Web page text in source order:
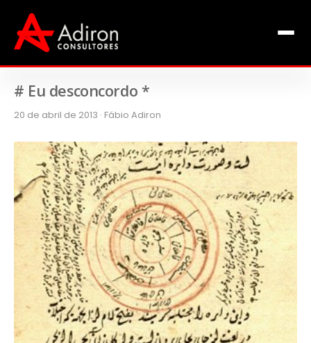
Equipe
Livros de Fábio Adiron
Blog
Contato
# Eu desconcordo *
20 de abril de 2013 · Fábio Adiron